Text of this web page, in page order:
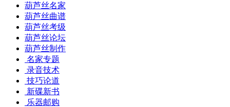
葫芦丝名家
葫芦丝曲谱
葫芦丝考级
葫芦丝论坛
葫芦丝制作
名家专题
录音技术
技巧论道
新碟新书
乐器邮购